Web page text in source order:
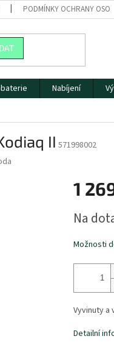
PODMÍNKY OCHRANY
Nabíjení
II 571998002
1
cena:
Na
Možnosti
Vyvinuty a
Detailní